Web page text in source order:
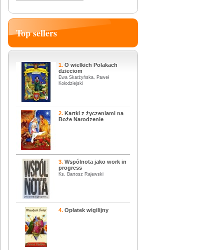
Top sellers
1. O wielkich Polakach
dzieciom
Ewa Skarżyńska, Paweł
Kołodziejski
2. Kartki z życzeniami na
Boże Narodzenie
3. Wspólnota jako work in
progress
Ks. Bartosz Rajewski
4. Opłatek wigilijny